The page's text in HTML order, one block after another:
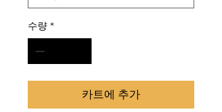
수량 *
카트에 추가